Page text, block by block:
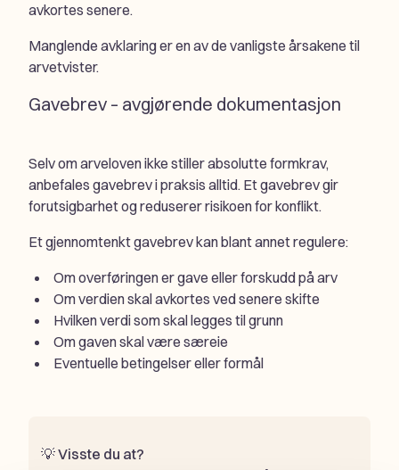
avkortes senere.
Manglende avklaring er en av de vanligste årsakene til
arvetvister.
Gavebrev – avgjørende dokumentasjon
Selv om arveloven ikke stiller absolutte formkrav,
anbefales gavebrev i praksis alltid. Et gavebrev gir
forutsigbarhet og reduserer risikoen for konflikt.
Et gjennomtenkt gavebrev kan blant annet regulere:
Om overføringen er gave eller forskudd på arv
Om verdien skal avkortes ved senere skifte
Hvilken verdi som skal legges til grunn
Om gaven skal være særeie
Eventuelle betingelser eller formål
💡Visste du at?